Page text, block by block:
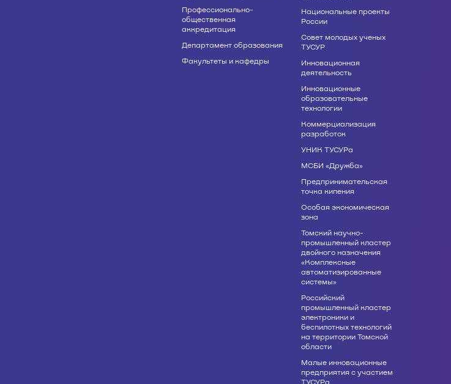
Профессионально-
общественная
аккредитация
Департамент образования
Факультеты и кафедры
Национальные проекты
России
Совет молодых ученых
ТУСУР
Инновационная
деятельность
Инновационные
образовательные
технологии
Коммерциализация
разработок
УНИК ТУСУРа
МСБИ «Дружба»
Предпринимательская
точка кипения
Особая экономическая
зона
Томский научно-
промышленный кластер
двойного назначения
«Комплексные
автоматизированные
системы»
Российский
промышленный кластер
электроники и
беспилотных технологий
на территории Томской
области
Малые инновационные
предприятия с участием
ТУСУРа